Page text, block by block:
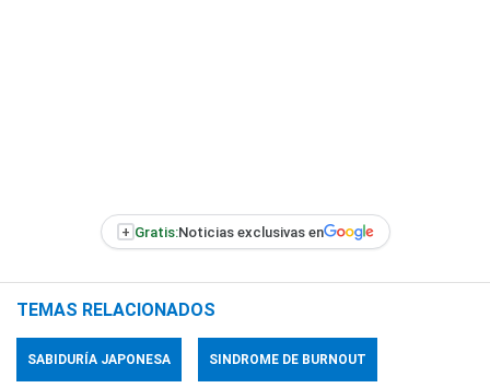
+ Gratis:Noticias exclusivas en
TEMAS RELACIONADOS
SABIDURÍA JAPONESA SINDROME DE BURNOUT